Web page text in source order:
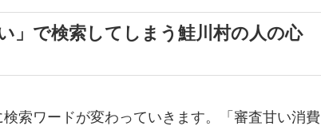
」で検索してしまう鮭川村の人の心
索ワードが変わっていきます。「審査甘い消費